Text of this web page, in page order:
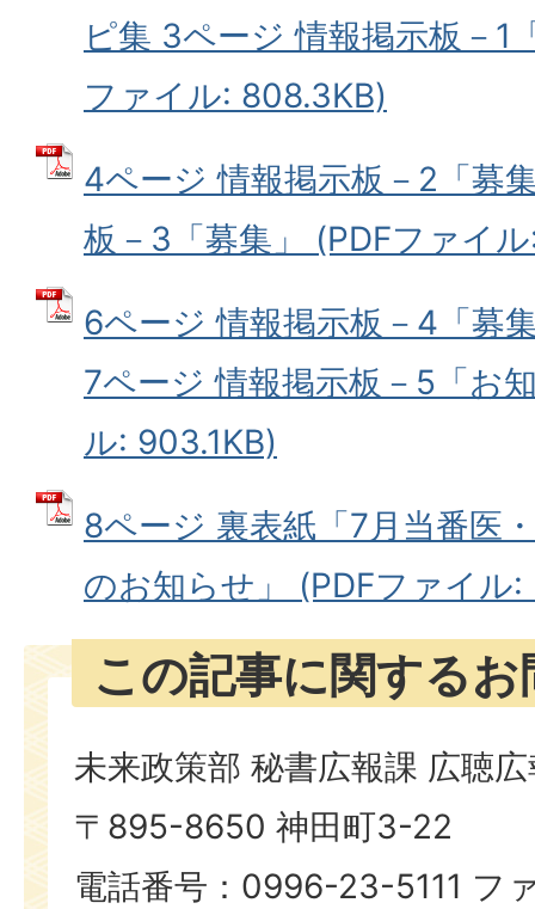
ピ集 3ページ 情報掲示板－1
ファイル: 808.3KB)
4ページ 情報掲示板－2「募
板－3「募集」 (PDFファイ
6ページ 情報掲示板－4「募
7ページ 情報掲示板－5「お
ル: 903.1KB)
8ページ 裏表紙「7月当番医
のお知らせ」 (PDFファイル
この記事に関する
未来政策部 秘書広報課 広聴
〒895-8650 神田町3-22
電話番号：0996-23-5111 フ